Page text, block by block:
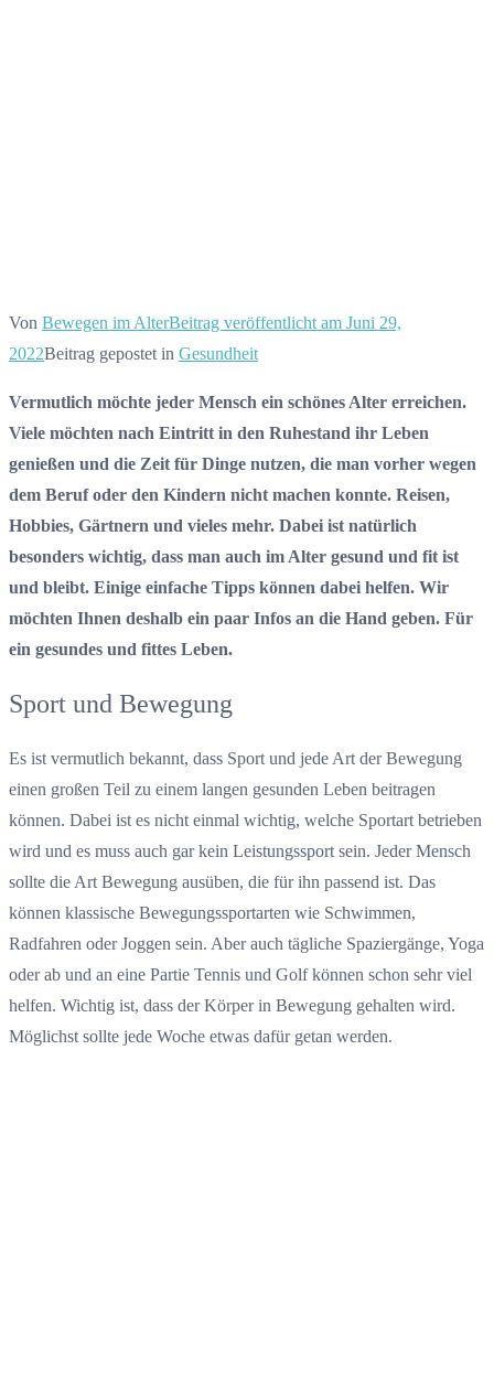
Von Bewegen im AlterBeitrag veröffentlicht am Juni 29,
2022Beitrag gepostet in Gesundheit
Vermutlich möchte jeder Mensch ein schönes Alter erreichen.
Viele möchten nach Eintritt in den Ruhestand ihr Leben
genießen und die Zeit für Dinge nutzen, die man vorher wegen
dem Beruf oder den Kindern nicht machen konnte. Reisen,
Hobbies, Gärtnern und vieles mehr. Dabei ist natürlich
besonders wichtig, dass man auch im Alter gesund und fit ist
und bleibt. Einige einfache Tipps können dabei helfen. Wir
möchten Ihnen deshalb ein paar Infos an die Hand geben. Für
ein gesundes und fittes Leben.
Sport und Bewegung
Es ist vermutlich bekannt, dass Sport und jede Art der Bewegung
einen großen Teil zu einem langen gesunden Leben beitragen
können. Dabei ist es nicht einmal wichtig, welche Sportart betrieben
wird und es muss auch gar kein Leistungssport sein. Jeder Mensch
sollte die Art Bewegung ausüben, die für ihn passend ist. Das
können klassische Bewegungssportarten wie Schwimmen,
Radfahren oder Joggen sein. Aber auch tägliche Spaziergänge, Yoga
oder ab und an eine Partie Tennis und Golf können schon sehr viel
helfen. Wichtig ist, dass der Körper in Bewegung gehalten wird.
Möglichst sollte jede Woche etwas dafür getan werden.